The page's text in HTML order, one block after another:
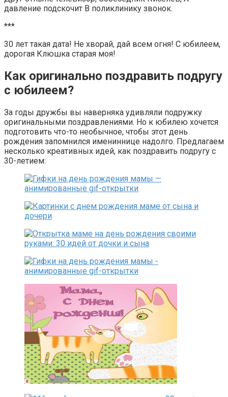
давление подскочит В поликлинику звонок.
***
30 лет такая дата! Не хворай, дай всем огня! С юбилеем,
дорогая Клюшка старая моя!
Как оригинально поздравить подругу
с юбилеем?
За годы дружбы вы наверняка удивляли подружку
оригинальными поздравлениями. Но к юбилею хочется
подготовить что-то необычное, чтобы этот день
рождения запомнился имениннице надолго. Предлагаем
несколько креативных идей, как поздравить подругу с
30-летием: